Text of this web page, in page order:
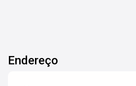
Endereço